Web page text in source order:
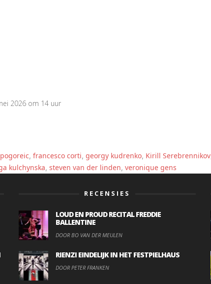
2026 om 14 uur
, francesco corti, georgy kudrenko, Kirill Serebrennikov
kulchynska, steven van der linden, veronique gens
RECENSIES
LOUD EN PROUD RECITAL FREDDIE
BALLENTINE
DOOR BO VAN DER MEULEN
RIENZI EINDELIJK IN HET FESTPIELHAUS
DOOR PETER FRANKEN